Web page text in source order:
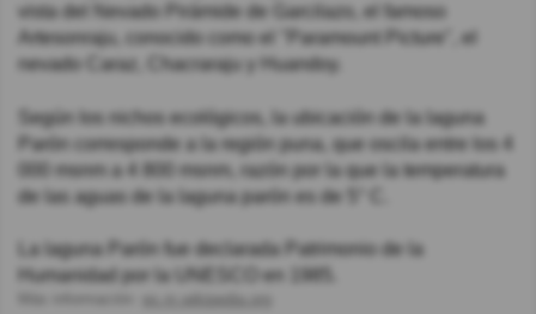
vista del Nevado Pirámide de Garcilazo, el famoso
Artesonraju, conocido como el "Paramount Picture", el
nevado Caraz, Chacraraju y Huandoy.
Según los nichos ecológicos, la ubicación de la laguna
Parón corresponde a la región puna, que oscila entre los 4
000 msnm a 4 800 msnm, razón por la que la temperatura
de las aguas de la laguna parón es de 5° C.
La laguna Parón fue declarada Patrimonio de la
Humanidad por la UNESCO en 1985.